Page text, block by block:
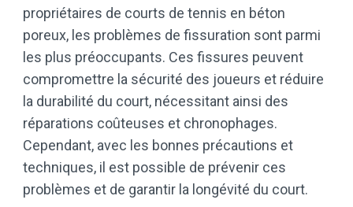
propriétaires de courts de tennis en béton
poreux, les problèmes de fissuration sont parmi
les plus préoccupants. Ces fissures peuvent
compromettre la sécurité des joueurs et réduire
la durabilité du court, nécessitant ainsi des
réparations coûteuses et chronophages.
Cependant, avec les bonnes précautions et
techniques, il est possible de prévenir ces
problèmes et de garantir la longévité du court.